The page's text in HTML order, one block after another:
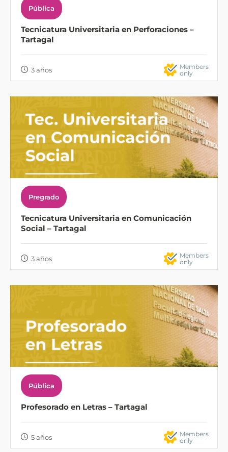
Pública
Tecnicatura Universitaria en Perforaciones –
Tartagal
3 años
Members
only
Pregrado
Tecnicatura Universitaria en Comunicación
Social – Tartagal
3 años
Members
only
Pública
Profesorado en Letras – Tartagal
5 años
Members
only